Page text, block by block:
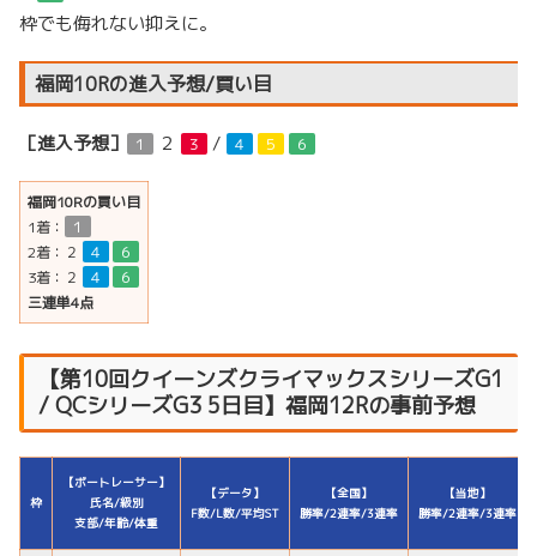
枠でも侮れない抑えに。
福岡10Rの進入予想/買い目
［進入予想］ １ ２ ３ / ４ ５ ６
福岡10Rの買い目
1着：
１
2着： ２ ４
６
3着： ２ ４
６
三連単4点
【第10回クイーンズクライマックスシリーズG1
/ QCシリーズG3 5日目】福岡12Rの事前予想
枠
【ボートレーサー】
氏名/級別
支部/年齢/体重
【データ】
F数/L数/平均ST
【全国】
勝率/2連率/3連率
【当地】
勝率/2連率/3連率